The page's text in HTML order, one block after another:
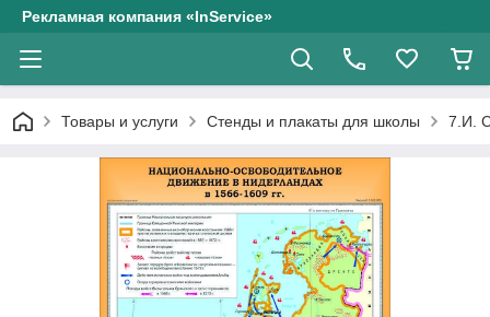
Рекламная компания «InService»
Товары и услуги Стенды и плакаты для школы 7.И.